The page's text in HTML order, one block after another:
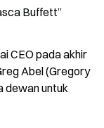
Buffett”
CEO pada akhir
Abel (Gregory
dewan untuk